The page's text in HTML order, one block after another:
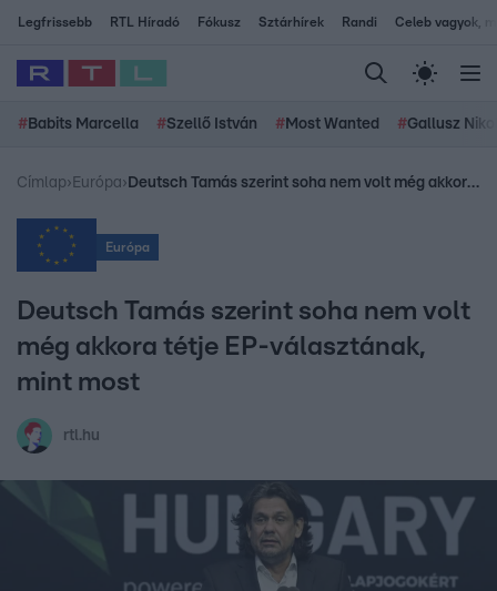
Legfrissebb RTL Híradó Fókusz Sztárhírek Randi Celeb vagyok,
# Babits Marcella #Szellő István # Most Wanted #Gallusz
Címlap› Európa› Deutsch Tamás szerint soha nem volt még akkora tétje EP-választának, mint most
Európa
Deutsch Tamás szerint soha nem volt
még akkora tétje EP-választának,
mint most
rtl.hu